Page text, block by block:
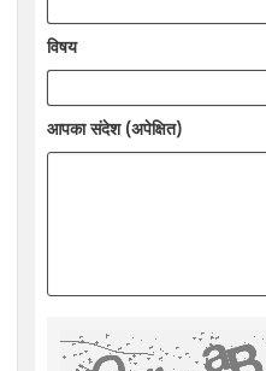
विषय
आपका संदेश (अपेक्षित)